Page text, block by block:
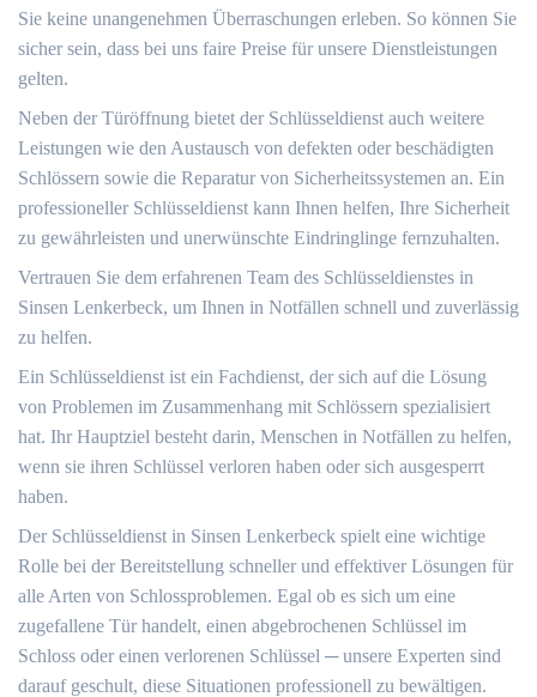
Sie keine unangenehmen Überraschungen erleben. So können Sie
sicher sein, dass bei uns faire Preise für unsere Dienstleistungen
gelten.​
Neben der Türöffnung bietet der Schlüsseldienst auch weitere
Leistungen wie den Austausch von defekten oder beschädigten
Schlössern sowie die Reparatur von Sicherheitssystemen an.​ Ein
professioneller Schlüsseldienst kann Ihnen helfen, Ihre Sicherheit
zu gewährleisten und unerwünschte Eindringlinge fernzuhalten.​
Vertrauen Sie dem erfahrenen Team des Schlüsseldienstes in
Sinsen Lenkerbeck, um Ihnen in Notfällen schnell und zuverlässig
zu helfen.​
Ein Schlüsseldienst ist ein Fachdienst, der sich auf die Lösung
von Problemen im Zusammenhang mit Schlössern spezialisiert
hat.​ Ihr Hauptziel besteht darin, Menschen in Notfällen zu helfen,
wenn sie ihren Schlüssel verloren haben oder sich ausgesperrt
haben.​
Der Schlüsseldienst in Sinsen Lenkerbeck spielt eine wichtige
Rolle bei der Bereitstellung schneller und effektiver Lösungen für
alle Arten von Schlossproblemen.​ Egal ob es sich um eine
zugefallene Tür handelt, einen abgebrochenen Schlüssel im
Schloss oder einen verlorenen Schlüssel ─ unsere Experten sind
darauf geschult, diese Situationen professionell zu bewältigen.​